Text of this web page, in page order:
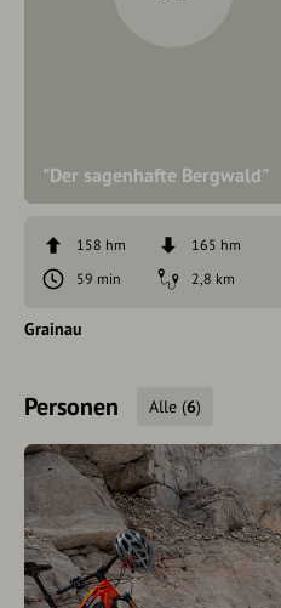
"Der sagenhafte Bergwald"
158 hm
165 hm
59 min
2,8 km
Grainau
Personen Alle (6)